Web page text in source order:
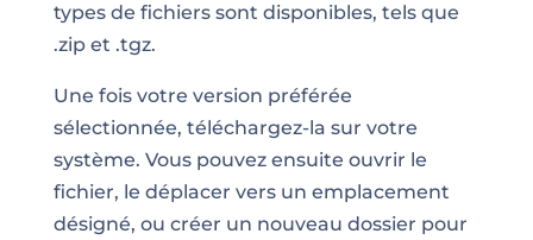
types de fichiers sont disponibles, tels que
.zip et .tgz.
Une fois votre version préférée
sélectionnée, téléchargez-la sur votre
système. Vous pouvez ensuite ouvrir le
fichier, le déplacer vers un emplacement
désigné, ou créer un nouveau dossier pour